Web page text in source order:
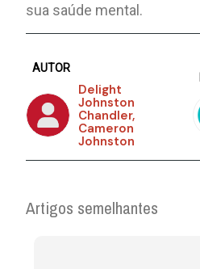
sua saúde mental.
AUTOR
Delight
Johnston
Chandler,
Cameron
Johnston
Artigos semelhantes